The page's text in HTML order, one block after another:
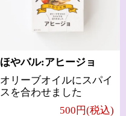
ほやバル:アヒージョ
オリーブオイルにスパイ
スを合わせました
500円(税込)